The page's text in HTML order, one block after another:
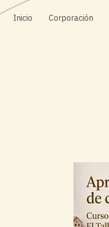
Inicio Corporación